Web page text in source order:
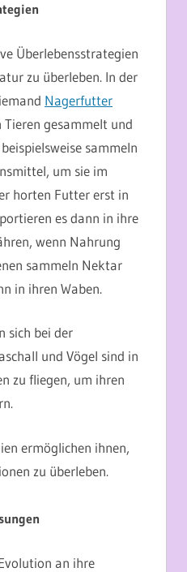
Überlebensstrategien
zu überleben. In der
Nagerfutter
gesammelt und
sammeln
um sie im
horten Futter erst in
es dann in ihre
wenn Nahrung
sammeln Nektar
in ihren Waben.
sich bei der
und Vögel sind in
zu fliegen, um ihren
ermöglichen ihnen,
zu überleben.
an ihre